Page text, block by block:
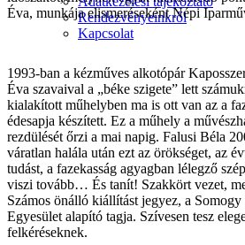
Rendezvényeinkről
Kapcsolat
Éva, munkája elismeréseként Népi
1993-ban a kézműves alkotópár
Éva szavaival a „béke szigete” lett
kialakított műhelyben ma is ott van az a
édesapja készített. Ez a műhely a
rezdülését őrzi a mai napig. Falusi Béla
váratlan halála után ezt az örökséget, az
tudást, a fazekasság agyagban lélegző
viszi tovább… És tanít! Szakkört vezet,
Számos önálló kiállítást jegyez, a
Egyesület alapító tagja. Szívesen tesz
felkéréseknek.